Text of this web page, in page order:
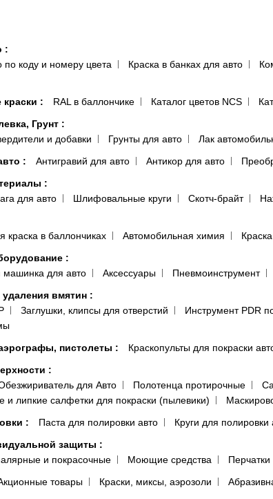
:
по коду и номеру цвета
Краска в банках для авто
: RAL в баллончике Каталог цветов NCS
Грунт :
и добавки
Грунты для авто Лак
: Антигравий для авто Антикор для авто
:
для авто
Шлифовальные круги Скотч-брайт
краска в баллончиках
Автомобильная химия
:
машинка для авто
Аксессуары Пневмоинструмент
вмятин :
Заглушки, клипсы для отверстий Инструмент PDR
пистолеты : Краскопульты для покраски
:
для Авто
Полотенца протирочные
и липкие салфетки для покраски (пылевики)
: Паста для полировки авто Круги для полировки
защиты :
и покрасочные
Моющие средства Перчатки
товары Краски, миксы, аэрозоли